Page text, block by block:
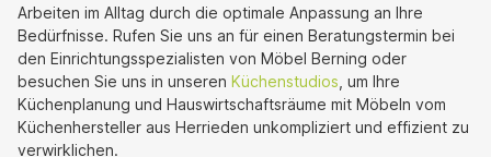
Arbeiten im Alltag durch die optimale Anpassung an Ihre
Bedürfnisse. Rufen Sie uns an für einen Beratungstermin bei
den Einrichtungsspezialisten von Möbel Berning oder
besuchen Sie uns in unseren Küchenstudios , um Ihre
Küchenplanung und Hauswirtschaftsräume mit Möbeln vom
Küchenhersteller aus Herrieden unkompliziert und effizient zu
verwirklichen.